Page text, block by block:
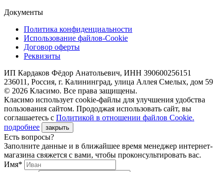
Документы
Политика конфиденциальности
Использование файлов-Cookie
Договор оферты
Реквизиты
ИП Кардаков Фёдор Анатольевич, ИНН 390600256151
236011, Россия, г. Калининград, улица Аллея Смелых, дом 59
© 2026 Класимо. Все права защищены.
Класимо использует cookie-файлы для улучшения удобства
пользования сайтом. Прододжая использовать сайт, вы
соглашаетесь с Политикой в отношении файлов Сookie.
подробнее
закрыть
Есть вопросы?
Заполните данные и в ближайшее время менеджер интернет-
магазина свяжется с вами, чтобы проконсультировать вас.
Имя*